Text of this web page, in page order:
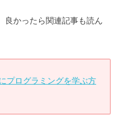
良かったら関連記事も読ん
プログラミングを学ぶ方